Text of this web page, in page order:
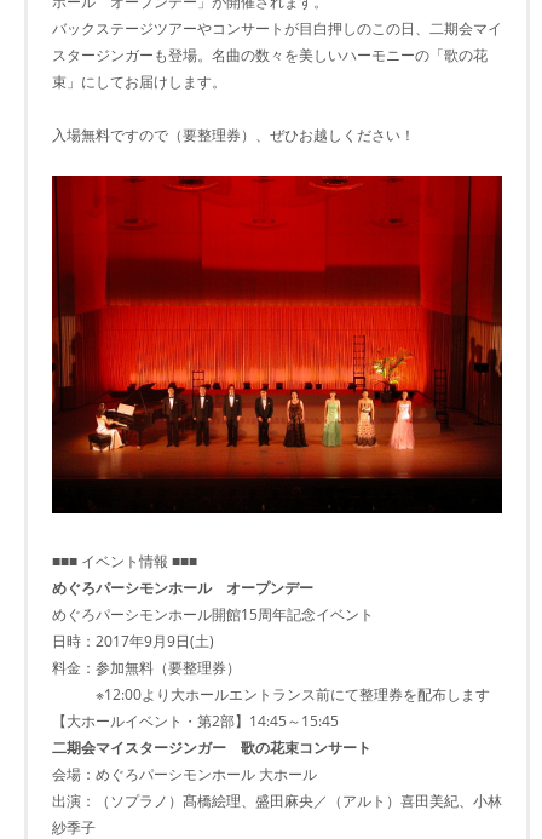
バックステージツアーやコンサートが目白押しのこの日、二期会マイ
スタージンガーも登場。名曲の数々を美しいハーモニーの「歌の花
束」にしてお届けします。
入場無料ですので（要整理券）、ぜひお越しください！
■■■ イベント情報 ■■■
めぐろパーシモンホール オープンデー
めぐろパーシモンホール開館15周年記念イベント
日時：2017年9月9日(土)
料金：参加無料（要整理券）
※12:00より大ホールエントランス前にて整理券を配布します
【大ホールイベント・第2部】14:45～15:45
二期会マイスタージンガー 歌の花束コンサート
会場：めぐろパーシモンホール 大ホール
出演：（ソプラノ）髙橋絵理、盛田麻央／（アルト）喜田美紀、小林
紗季子